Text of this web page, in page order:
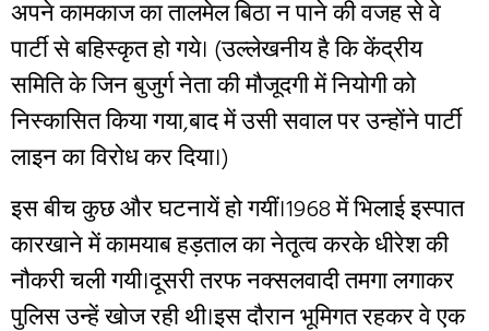
अपने कामकाज का तालमेल बिठा न पाने की वजह से वे
पार्टी से बहिस्कृत हो गये। (उल्लेखनीय है कि केंद्रीय
समिति के जिन बुजुर्ग नेता की मौजूदगी में नियोगी को
निस्कासित किया गया,बाद में उसी सवाल पर उन्होंने पार्टी
लाइन का विरोध कर दिया।)
इस बीच कुछ और घटनायें हो गयीं।1968 में भिलाई इस्पात
कारखाने में कामयाब हड़ताल का नेतृ्त्व करके धीरेश की
नौकरी चली गयी।दूसरी तरफ नक्सलवादी तमगा लगाकर
पुलिस उन्हें खोज रही थी।इस दौरान भूमिगत रहकर वे एक